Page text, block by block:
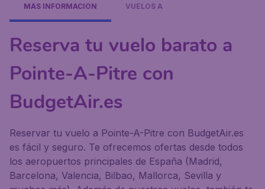
MÁS INFORMACIÓN VUELOS A
Reserva tu vuelo barato a
Pointe-A-Pitre con
BudgetAir.es
Reservar tu vuelo a Pointe-A-Pitre con BudgetAir.es
es fácil y seguro. Te ofrecemos ofertas desde todos
los aeropuertos principales de España (Madrid,
Barcelona, Valencia, Bilbao, Mallorca, Sevilla y